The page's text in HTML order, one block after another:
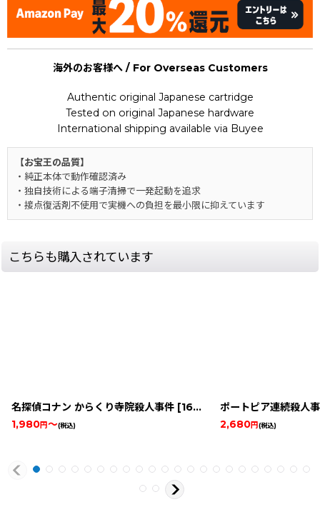
海外のお客様へ / For Overseas Customers
Authentic original Japanese cartridge
Tested on original Japanese hardware
International shipping available via Buyee
【お宝王の品質】
・純正本体で動作確認済み
・独自技術による端子清掃で一発起動を追求
・接点復活剤不使用で実機への負担を最小限に抑えています
こちらも購入されています
名探偵コナン からくり寺院殺人事件 [16328-conan-karakuri-gbcbox
1,980円～(税込)
ポートピア連続殺人
2,680円(税込)